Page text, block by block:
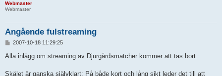
Webmaster
Webmaster
Angående fulstreaming
l
g
2007-10-18 11:29:25
Alla inlägg om streaming av Djurgårdsmatcher kommer att tas bort.
Skälet är ganska självklart: På både kort och lång sikt leder det till att